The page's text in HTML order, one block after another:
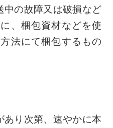
の故障又は破損など
、梱包資材などを使
法にて梱包するもの
あり次第、速やかに本